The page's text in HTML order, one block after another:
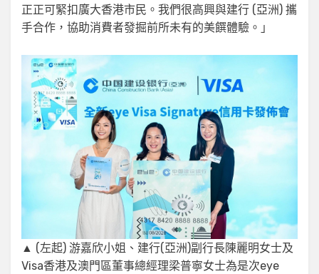
正正可緊扣廣大香港市民。我們很高興與建行 (亞洲) 攜
手合作，協助消費者發掘前所未有的美饌體驗。」
▲ (左起) 游嘉欣小姐、建行(亞洲)副行長陳麗明女士及
Visa香港及澳門區董事總經理梁普寧女士為是次eye